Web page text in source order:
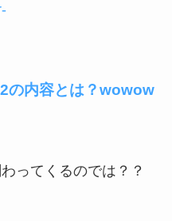
の内容とは？wowow
ってくるのでは？？